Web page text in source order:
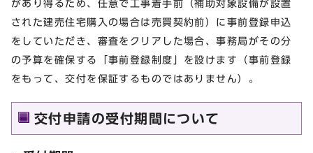
があり得るため、任意で工事着手前（補助対象設備が設置
された建売住宅購入の場合は売買契約前）に事前登録申込
をしていただき、審査をクリアした場合、事務局がその分
の予算を確保する「事前登録制度」を設けます（事前登録
をもって、交付を保証するものではありません）。
交付申請の受付期間について